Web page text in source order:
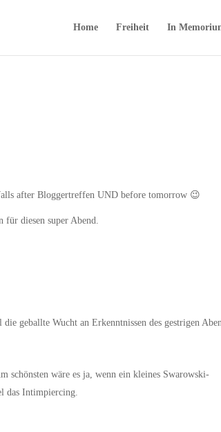
Home Freiheit In
after Bloggertreffen UND before tomorrow 😉
für diesen super Abend.
geballte Wucht an Erkenntnissen des gestrigen
schönsten wäre es ja, wenn ein kleines Swarowski-
das Intimpiercing.